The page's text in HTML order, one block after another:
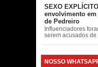
SEXO
envolvimento
de Pedreiro
Influenciadores
serem acusados de
NOSSO